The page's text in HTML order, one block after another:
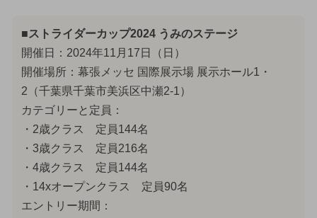
■ストライダーカップ2024 うみのステージ
開催日：2024年11月17日（日）
開催場所：幕張メッセ 国際展示場 展示ホール1・
2（千葉県千葉市美浜区中瀬2-1）
カテゴリーと定員：
・2歳クラス 定員144名
・3歳クラス 定員216名
・4歳クラス 定員144名
・14xオープンクラス 定員90名
エントリー期間：